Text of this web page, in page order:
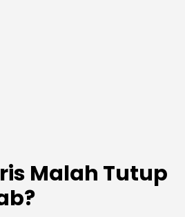
Malah Tutup